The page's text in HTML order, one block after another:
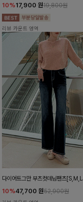
10%17,900 원19,800원
리뷰 카운트 영역
다이어트그만 부츠컷데님팬츠
10%47,700 원52,900원